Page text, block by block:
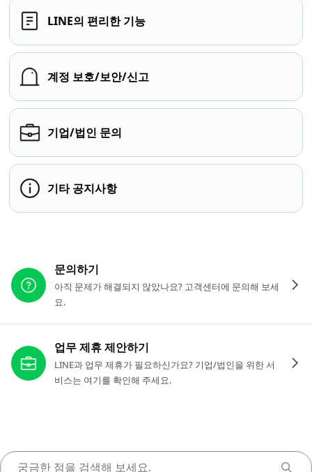
LINE의 편리한 기능
계정 보호/보안/신고
기업/법인 문의
기타 공지사항
문의하기
아직 문제가 해결되지 않았나요? 고객센터에 문의해 보세
요.
업무 제휴 제안하기
LINE과 업무 제휴가 필요하신가요? 기업/법인을 위한 서
비스는 여기를 확인해 주세요.